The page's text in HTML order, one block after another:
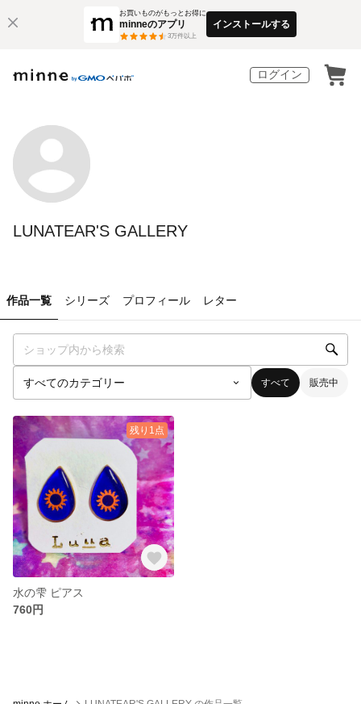
お買いものがもっとお得に
minneのアプリ
3万件以上
インストールする
ログイン
LUNATEAR'S GALLERY
作品一覧 シリーズ プロフィール レター
すべて 販売中
残り1点
水の雫 ピアス
760円